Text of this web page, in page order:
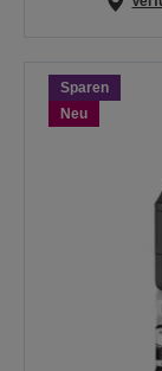
Sparen
Neu